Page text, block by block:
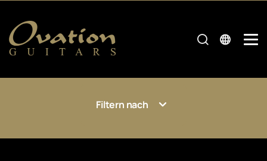
Filtern nach